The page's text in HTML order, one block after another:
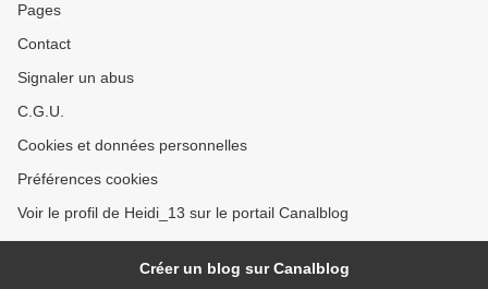
Pages
Contact
Signaler un abus
C.G.U.
Cookies et données personnelles
Préférences cookies
Voir le profil de Heidi_13 sur le portail Canalblog
Créer un blog sur Canalblog